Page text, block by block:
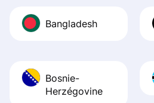
Bangladesh
Bosnie-
Herzégovine